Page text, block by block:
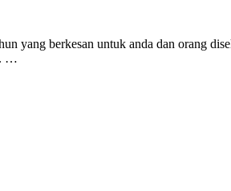
yang berkesan untuk anda dan orang
…